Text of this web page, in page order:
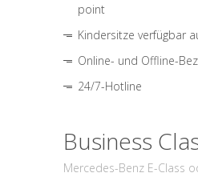
point
Kindersitze verfügbar
Online- und Offline-
24/7-Hotline
Business
Mercedes-Benz E-Class